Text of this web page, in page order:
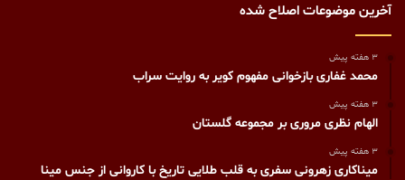
آخرین موضوعات اصلاح شده
3 هفته پیش
محمد غفاری بازخوانی مفهوم کویر به روایت سراب
3 هفته پیش
الهام نظری مروری بر مجموعه گلستان
3 هفته پیش
میناکاری زهرونی سفری به قلب طلایی تاریخ با کاروانی از جنس مینا